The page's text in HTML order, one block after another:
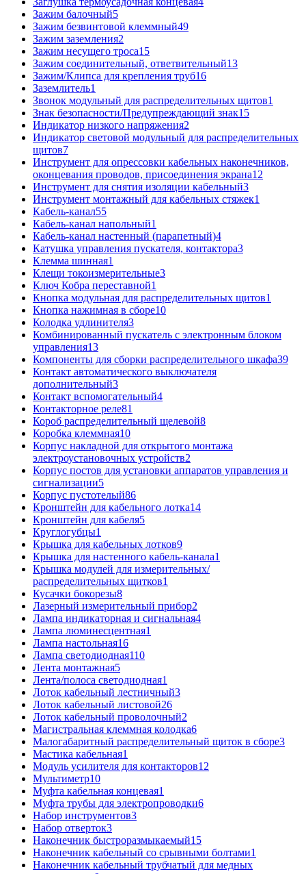
Зажим балочный5
Зажим безвинтовой клеммный49
Зажим заземления2
Зажим несущего троса15
Зажим соединительный, ответвительный13
Зажим/Клипса для крепления труб16
Заземлитель1
Звонок модульный для распределительных щитов1
Знак безопасности/Предупреждающий знак15
Индикатор низкого напряжения2
Индикатор световой модульный для распределительных
щитов7
Инструмент для опрессовки кабельных наконечников,
оконцевания проводов, присоединения экрана12
Инструмент для снятия изоляции кабельный3
Инструмент монтажный для кабельных стяжек1
Кабель-канал55
Кабель-канал напольный1
Кабель-канал настенный (парапетный)4
Катушка управления пускателя, контактора3
Клемма шинная1
Клещи токоизмерительные3
Ключ Кобра переставной1
Кнопка модульная для распределительных щитов1
Кнопка нажимная в сборе10
Колодка удлинителя3
Комбинированный пускатель с электронным блоком
управления13
Компоненты для сборки распределительного шкафа39
Контакт автоматического выключателя
дополнительный3
Контакт вспомогательный4
Контакторное реле81
Короб распределительный щелевой8
Коробка клеммная10
Корпус накладной для открытого монтажа
электроустановочных устройств2
Корпус постов для установки аппаратов управления и
сигнализации5
Корпус пустотелый86
Кронштейн для кабельного лотка14
Кронштейн для кабеля5
Круглогубцы1
Крышка для кабельных лотков9
Крышка для настенного кабель-канала1
Крышка модулей для измерительных/
распределительных щитков1
Кусачки бокорезы8
Лазерный измерительный прибор2
Лампа индикаторная и сигнальная4
Лампа люминесцентная1
Лампа настольная16
Лампа светодиодная110
Лента монтажная5
Лента/полоса светодиодная1
Лоток кабельный лестничный3
Лоток кабельный листовой26
Лоток кабельный проволочный2
Магистральная клеммная колодка6
Малогабаритный распределительный щиток в сборе3
Мастика кабельная1
Модуль усилителя для контакторов12
Мультиметр10
Муфта кабельная концевая1
Муфта трубы для электропроводки6
Набор инструментов3
Набор отверток3
Наконечник быстроразмыкаемый15
Наконечник кабельный со срывными болтами1
Наконечник кабельный трубчатый для медных